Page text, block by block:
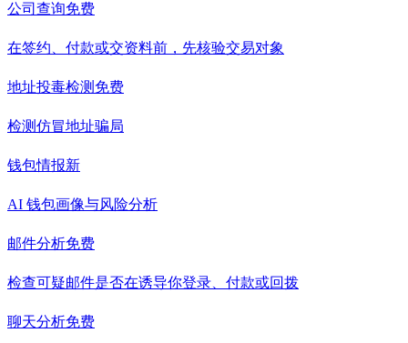
公司查询免费
在签约、付款或交资料前，先核验交易对象
地址投毒检测 免费
检测仿冒地址骗局
钱包情报新
AI 钱包画像与风险分析
邮件分析免费
检查可疑邮件是否在诱导你登录、付款或回拨
聊天分析免费